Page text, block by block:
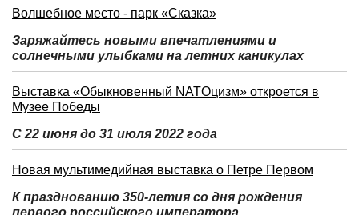
Волшебное место - парк «Сказка»
Заряжайтесь новыми впечатлениями и
солнечными улыбками на летних каникулах
Выставка «Обыкновенный NATOцизм» откроется в
Музее Победы
С 22 июня до 31 июля 2022 года
Новая мультимедийная выставка о Петре Первом
К празднованию 350-летия со дня рождения
первого российского императора